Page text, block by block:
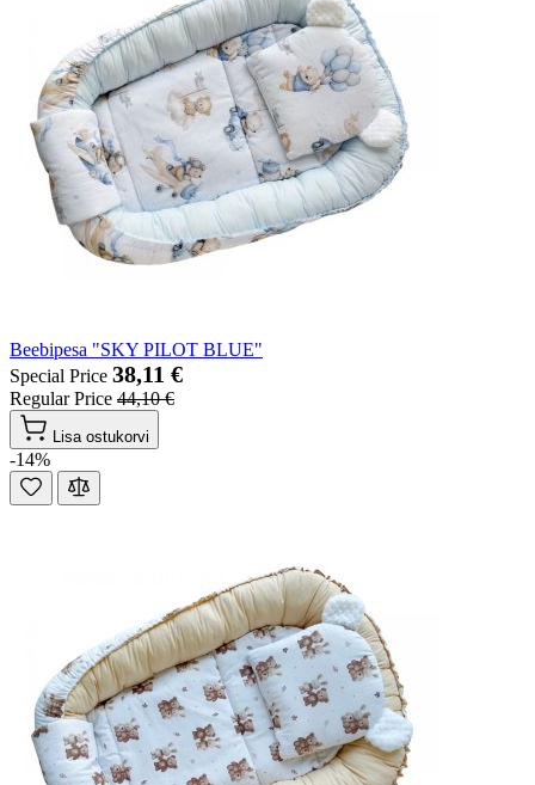
Beebipesa "SKY PILOT BLUE"
Special Price 38,11 €
Regular Price 44,10 €
Lisa ostukorvi
-14%